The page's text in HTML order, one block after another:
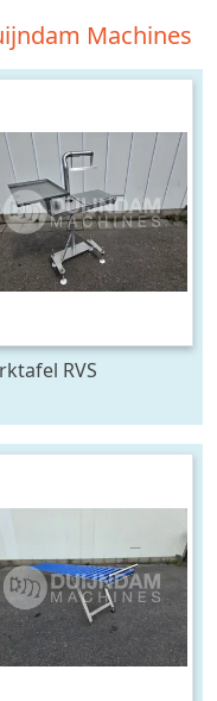
Machines
RVS